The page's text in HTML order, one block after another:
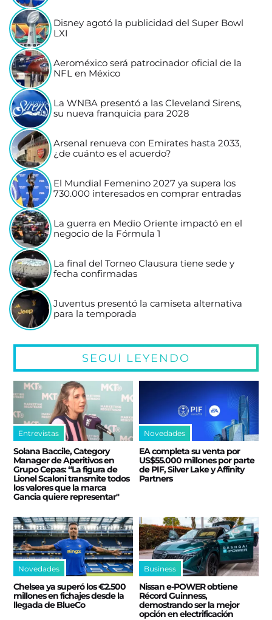
Disney agotó la publicidad del Super Bowl
LXI
Aeroméxico será patrocinador oficial de la
NFL en México
La WNBA presentó a las Cleveland Sirens,
su nueva franquicia para 2028
Arsenal renueva con Emirates hasta 2033,
¿de cuánto es el acuerdo?
El Mundial Femenino 2027 ya supera los
730.000 interesados en comprar entradas
La guerra en Medio Oriente impactó en el
negocio de la Fórmula 1
La final del Torneo Clausura tiene sede y
fecha confirmadas
Juventus presentó la camiseta alternativa
para la temporada
SEGUÍ LEYENDO
Entrevistas
Solana Baccile, Category
Manager de Aperitivos en
Grupo Cepas: “La figura de
Lionel Scaloni transmite todos
los valores que la marca
Gancia quiere representar"
Novedades
EA completa su venta por
US$55.000 millones por parte
de PIF, Silver Lake y Affinity
Partners
Novedades
Chelsea ya superó los €2.500
millones en fichajes desde la
llegada de BlueCo
Business
Nissan e‑POWER obtiene
Récord Guinness,
demostrando ser la mejor
opción en electrificación